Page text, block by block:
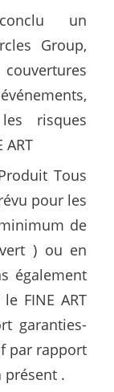
un
Group,
risques
Tous
pour les
de
) ou en
également
FINE ART
garanties-
par rapport
présent .